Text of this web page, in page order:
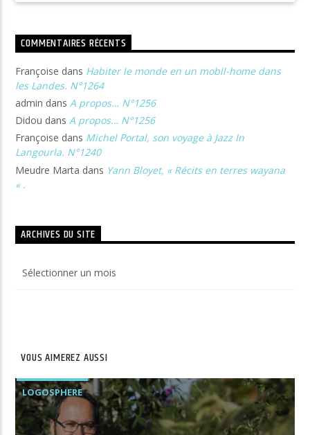
COMMENTAIRES RÉCENTS
Françoise dans Habiter le monde en un mobil-home dans
les Landes. N°1264
admin dansA propos… N°1256
Didou dansA propos… N°1256
Françoise dans Michel Portal, son voyage à Jazz In
Langourla. N°1240
Meudre Marta dans Yann Bloyet, « Récits en terres wayana
« .
ARCHIVES DU SITE
du
VOUS AIMEREZ AUSSI
LOGOSPHERE